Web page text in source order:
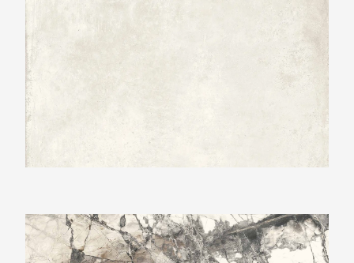
Ariostea Ultra Marmi Imperial Grey